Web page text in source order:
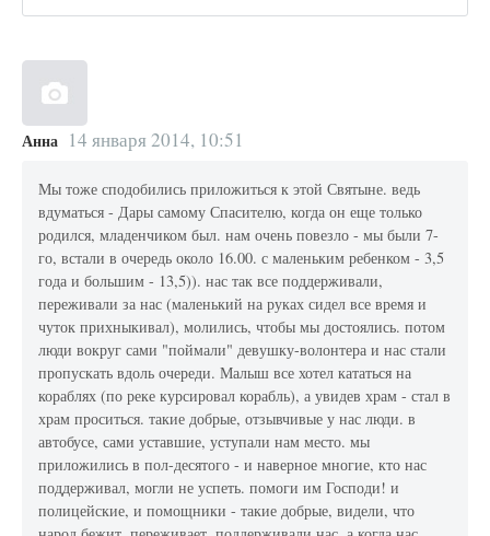
Анна 14 января 2014, 10:51
Мы тоже сподобились приложиться к этой Святыне. ведь
вдуматься - Дары самому Спасителю, когда он еще только
родился, младенчиком был. нам очень повезло - мы были 7-
го, встали в очередь около 16.00. с маленьким ребенком - 3,5
года и большим - 13,5)). нас так все поддерживали,
переживали за нас (маленький на руках сидел все время и
чуток прихныкивал), молились, чтобы мы достоялись. потом
люди вокруг сами "поймали" девушку-волонтера и нас стали
пропускать вдоль очереди. Малыш все хотел кататься на
кораблях (по реке курсировал корабль), а увидев храм - стал в
храм проситься. такие добрые, отзывчивые у нас люди. в
автобусе, сами уставшие, уступали нам место. мы
приложились в пол-десятого - и наверное многие, кто нас
поддерживал, могли не успеть. помоги им Господи! и
полицейские, и помощники - такие добрые, видели, что